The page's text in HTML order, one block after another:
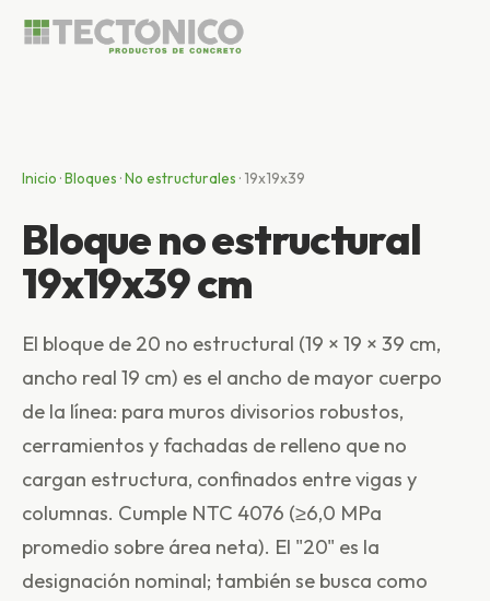
Inicio ·Bloques ·No estructurales · 19x19x39
Bloque no estructural
19x19x39 cm
El bloque de 20 no estructural (19 × 19 × 39 cm,
ancho real 19 cm) es el ancho de mayor cuerpo
de la línea: para muros divisorios robustos,
cerramientos y fachadas de relleno que no
cargan estructura, confinados entre vigas y
columnas. Cumple NTC 4076 (≥6,0 MPa
promedio sobre área neta). El "20" es la
designación nominal; también se busca como